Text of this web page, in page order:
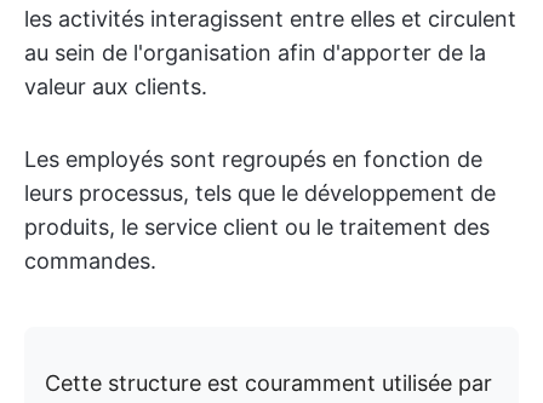
les activités interagissent entre elles et circulent
au sein de l'organisation afin d'apporter de la
valeur aux clients.
Les employés sont regroupés en fonction de
leurs processus, tels que le développement de
produits, le service client ou le traitement des
commandes.
Cette structure est couramment utilisée par